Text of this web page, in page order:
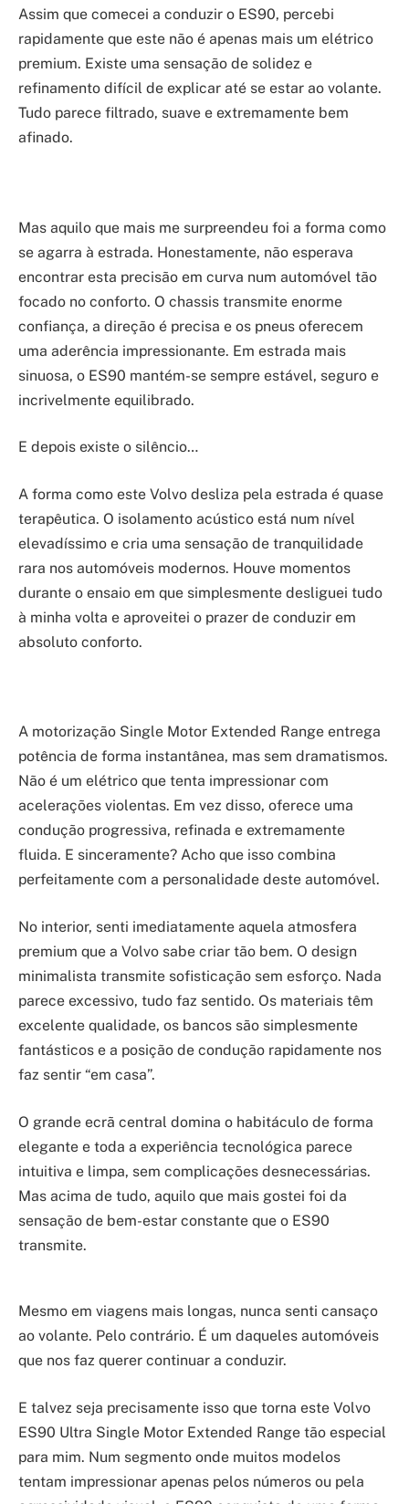
Assim que comecei a conduzir o ES90, percebi
rapidamente que este não é apenas mais um elétrico
premium. Existe uma sensação de solidez e
refinamento difícil de explicar até se estar ao volante.
Tudo parece filtrado, suave e extremamente bem
afinado.
Mas aquilo que mais me surpreendeu foi a forma como
se agarra à estrada. Honestamente, não esperava
encontrar esta precisão em curva num automóvel tão
focado no conforto. O chassis transmite enorme
confiança, a direção é precisa e os pneus oferecem
uma aderência impressionante. Em estrada mais
sinuosa, o ES90 mantém-se sempre estável, seguro e
incrivelmente equilibrado.
E depois existe o silêncio…
A forma como este Volvo desliza pela estrada é quase
terapêutica. O isolamento acústico está num nível
elevadíssimo e cria uma sensação de tranquilidade
rara nos automóveis modernos. Houve momentos
durante o ensaio em que simplesmente desliguei tudo
à minha volta e aproveitei o prazer de conduzir em
absoluto conforto.
A motorização Single Motor Extended Range entrega
potência de forma instantânea, mas sem dramatismos.
Não é um elétrico que tenta impressionar com
acelerações violentas. Em vez disso, oferece uma
condução progressiva, refinada e extremamente
fluida. E sinceramente? Acho que isso combina
perfeitamente com a personalidade deste automóvel.
No interior, senti imediatamente aquela atmosfera
premium que a Volvo sabe criar tão bem. O design
minimalista transmite sofisticação sem esforço. Nada
parece excessivo, tudo faz sentido. Os materiais têm
excelente qualidade, os bancos são simplesmente
fantásticos e a posição de condução rapidamente nos
faz sentir “em casa”.
O grande ecrã central domina o habitáculo de forma
elegante e toda a experiência tecnológica parece
intuitiva e limpa, sem complicações desnecessárias.
Mas acima de tudo, aquilo que mais gostei foi da
sensação de bem-estar constante que o ES90
transmite.
Mesmo em viagens mais longas, nunca senti cansaço
ao volante. Pelo contrário. É um daqueles automóveis
que nos faz querer continuar a conduzir.
E talvez seja precisamente isso que torna este Volvo
ES90 Ultra Single Motor Extended Range tão especial
para mim. Num segmento onde muitos modelos
tentam impressionar apenas pelos números ou pela